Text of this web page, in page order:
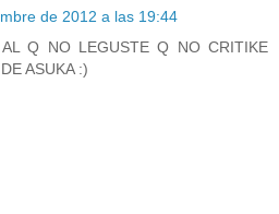
de 2012 a las 19:44
Q NO LEGUSTE Q NO CRITIKE
ASUKA :)